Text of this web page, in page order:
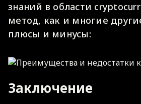
знаний в области
метод, как и многие
плюсы и минусы:
Заключение